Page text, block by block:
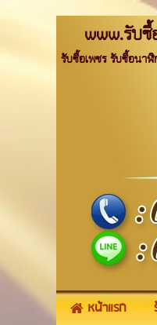
www.รับซื้
รับซื้อเพชร รับซื้อนาฬิ
หน้าแรก